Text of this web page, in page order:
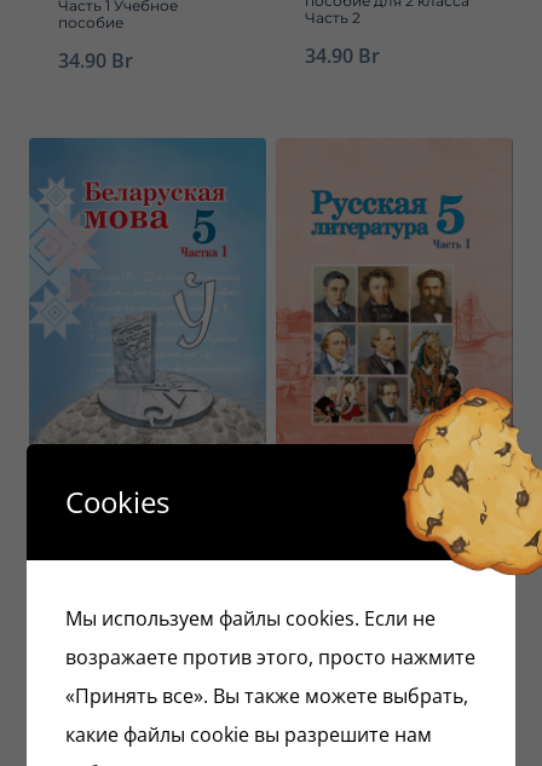
Часть 1 Учебное
пособие
34.90 Br
Часть 2
34.90 Br
Беларуская мова
Вучэбны дапаможнік
29.90Br
Русская литература
Учебное пособие для 5
класса Часть 1
29.90Br
Cookies
Мы используем файлы cookies. Если не
возражаете против этого, просто нажмите
«Принять все». Вы также можете выбрать,
какие файлы cookie вы разрешите нам